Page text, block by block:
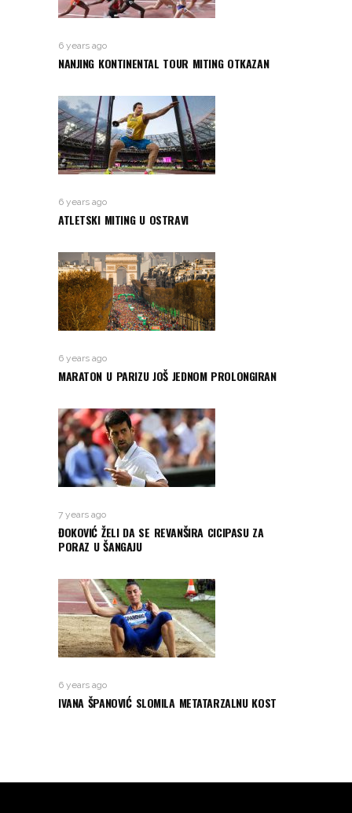
6 years ago
NANJING KONTINENTAL TOUR MITING OTKAZAN
6 years ago
ATLETSKI MITING U OSTRAVI
6 years ago
MARATON U PARIZU JOŠ JEDNOM PROLONGIRAN
7 years ago
ĐOKOVIĆ ŽELI DA SE REVANŠIRA CICIPASU ZA
PORAZ U ŠANGAJU
6 years ago
IVANA ŠPANOVIĆ SLOMILA METATARZALNU KOST